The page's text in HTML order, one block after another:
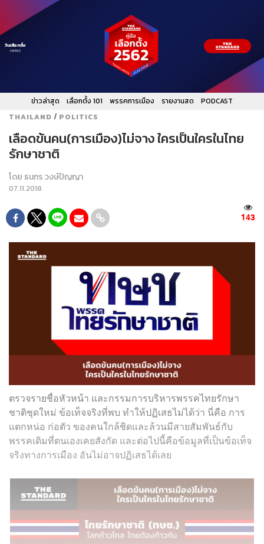
วันเลือกตั้ง
EXPIRED
ข่าวล่าสุด เลือกตั้ง 101 พรรคการเมือง รายงานสด
PODCAST
THAILAND / POLITICS
เลือดข้นคน(การเมือง)ไม่จาง ใครเป็นใครในไทย
รักษาชาติ
โดย ธนกร วงษ์ปัญญา
07.11.2018
143
ตรวจรายชื่อหัวหน้า และกรรมการบริหารพรรคไทยรักษา
ชาติชุดใหม่ ข้อเท็จจริงที่พบ ทำให้ปฏิเสธไม่ได้ว่า นี่คือ การ
แตกหน่อ ก่อตัว ของคนใกล้ชิดและล้วนมีสายสัมพันธ์กับ
พรรคเดิมที่ตนเองเคยสังกัด และต่อไปนี้คือข้อมูลที่เป็นข้อเท็จ
จริงทางการเมือง อันไม่อาจปฏิเสธได้เลย